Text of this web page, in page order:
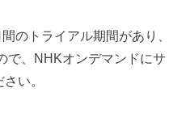
のトライアル期間があり、
で、NHKオンデマンドにサ
い。